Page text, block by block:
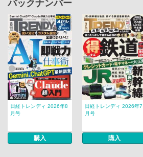
バックナンバー
日経トレンディ 2026年8
月号
購入
日経トレンディ 2026年7
月号
購入